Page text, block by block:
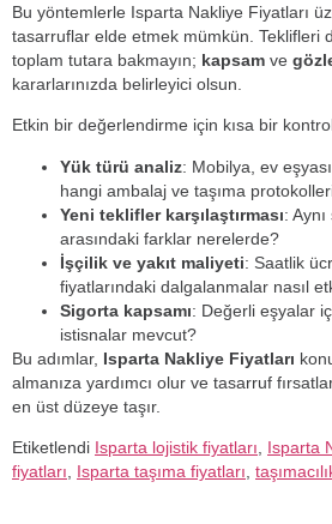
Bu yöntemlerle Isparta Nakliye Fiyatları
tasarruflar elde etmek mümkün. Teklifleri
toplam tutara bakmayın; kapsam ve
kararlarınızda belirleyici olsun.
Etkin bir değerlendirme için kısa bir
Yük türü analiz: Mobilya, ev
hangi ambalaj ve taşıma
Yeni teklifler karşılaştırması:
arasındaki farklar nerelerde?
İşçilik ve yakıt maliyeti: Saatlik
fiyatlarındaki dalgalanmalar nasıl
Sigorta kapsamı: Değerli eşyalar
istisnalar mevcut?
Bu adımlar, Isparta Nakliye Fiyatları
almanıza yardımcı olur ve tasarruf
en üst düzeye taşır.
Etiketlendi Isparta lojistik fiyatları Isparta
fiyatları
Isparta taşıma fiyatları